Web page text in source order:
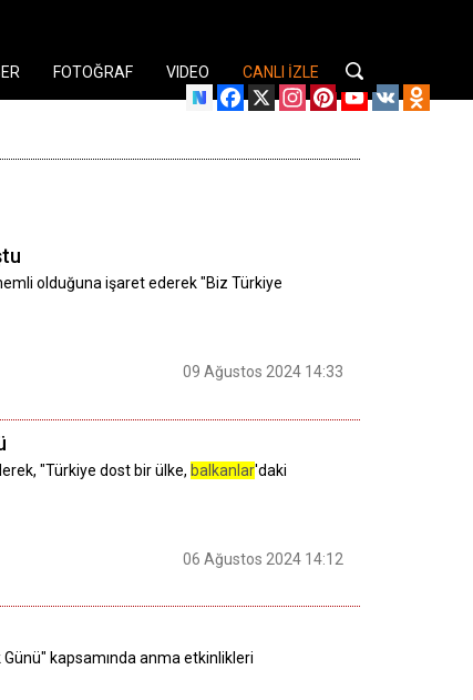
Facebook
X Instagram
PinterestYouTube
VK
FOTOĞRAF VIDEO CANLI İZLE
olduğuna işaret ederek "Biz Türkiye
09 Ağustos 2024 14:33
"Türkiye dost bir ülke, balkanlar'daki
06 Ağustos 2024 14:12
kapsamında anma etkinlikleri